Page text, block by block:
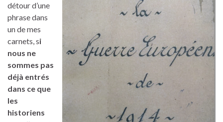
détour d’une
phrase dans
un de mes
carnets, si
nous ne
sommes pas
déjà entrés
dans ce que
les
historiens